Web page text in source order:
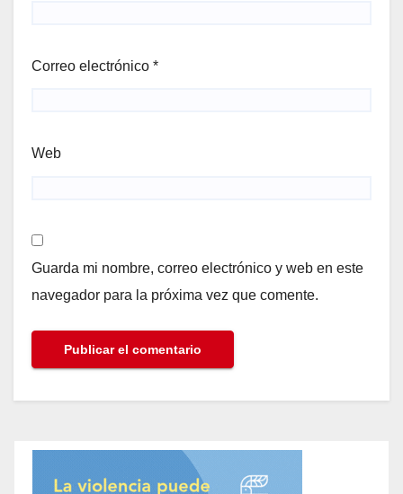
Correo electrónico *
Web
Guarda mi nombre, correo electrónico y web en este
navegador para la próxima vez que comente.